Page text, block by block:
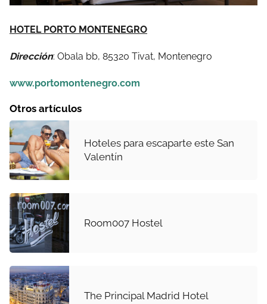
HOTEL PORTO MONTENEGRO
Dirección: Obala bb, 85320 Tivat, Montenegro
www.portomontenegro.com
Otros artículos
Hoteles para escaparte este San
Valentín
Room007 Hostel
The Principal Madrid Hotel